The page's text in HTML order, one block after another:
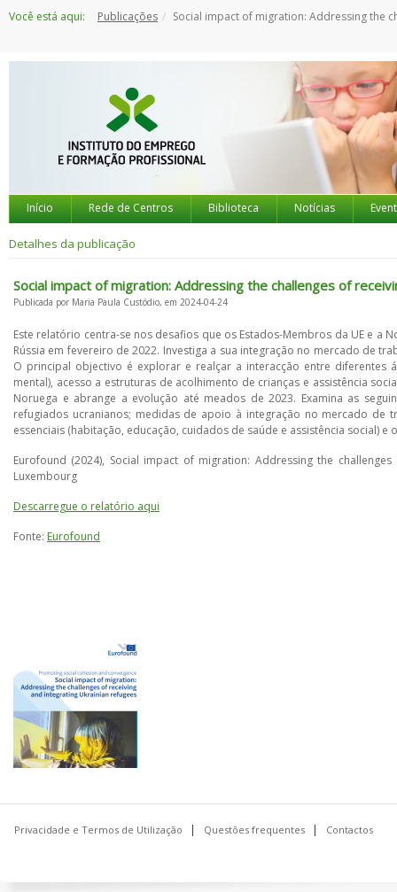
paraVocê está aqui: Publicações Social impact of migration: Addressing the challenges of receiving and integrating Ukrainian
Início Rede de Centros Biblioteca Notícias
Detalhes da publicação
Social impact of migration: Addressing the challenges of
Publicada por Maria Paula Custódio, em 2024-04-24
Este relatório centra-se nos desafios que os Estados-Membros da UE e
Rússia em fevereiro de 2022. Investiga a sua integração no mercado de
O principal objectivo é explorar e realçar a interacção entre diferentes
mental), acesso a estruturas de acolhimento de crianças e assistência
Noruega e abrange a evolução até meados de 2023. Examina as
refugiados ucranianos; medidas de apoio à integração no mercado de
essenciais (habitação, educação, cuidados de saúde e assistência social)
Eurofound (2024), Social impact of migration: Addressing the
Luxembourg
Descarregue o relatório aqui
Fonte: Eurofound
Privacidade e Termos de Utilização Questões frequentes Contactos